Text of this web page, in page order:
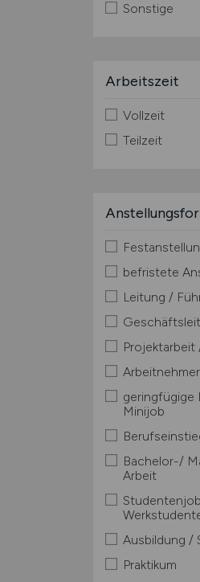
Sonstige
Arbeitszeit
Vollzeit
Teilzeit
befristete
Leitung /
Projektarbeit
geringfügige
Minijob
Bachelor-/
Arbeit
Ausbildung /
Praktikum